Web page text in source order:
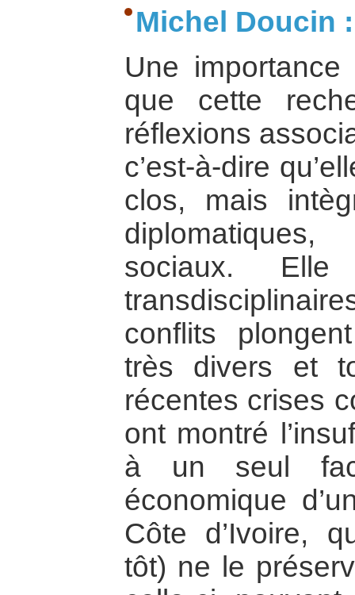
Michel Doucin :
Une importance
que cette
réflexions
c’est-à-dire
clos, mais
sociaux.
conflits
très divers et
récentes crises
ont montré
à un seul
économique
Côte d’Ivoire,
tôt) ne le